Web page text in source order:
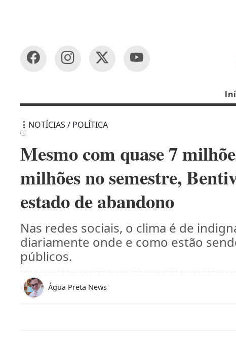
NOTÍCIAS / POLÍTICA
Mesmo com quase 7
milhões no semestre,
estado de abandono
Nas redes sociais, o clima é de
diariamente onde e como estão
públicos.
Água Preta News